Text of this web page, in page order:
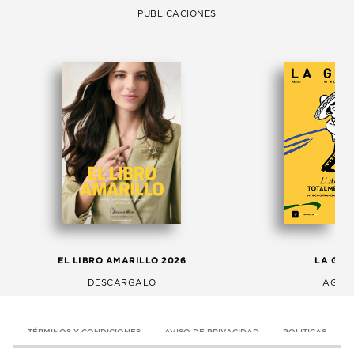
PUBLICACIONES
EL LIBRO AMARILLO 2026
DESCÁRGALO
LA
TÉRMINOS Y CONDICIONES AVISO DE PRIVACIDAD POLITICAS